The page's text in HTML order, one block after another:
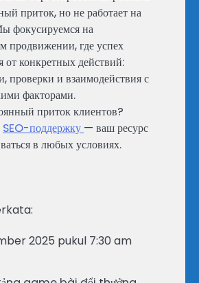
приток, но не работает на
фокусируемся на
продвижении, где успех
от конкретных действий:
проверки и взаимодействия с
факторами.
приток клиентов?
SEO-поддержку — ваш ресурс
в любых условиях.
2025 pukul 7:30 am